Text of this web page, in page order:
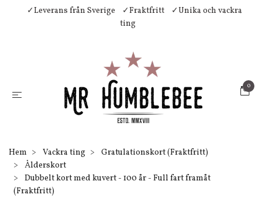
✓Leverans från Sverige ✓Fraktfritt
✓Unika och vackra
ting
0
Hem Vackra ting
Gratulationskort (Fraktfritt)
Ålderskort
Dubbelt kort med kuvert - 100 år - Full fart framåt
(Fraktfritt)